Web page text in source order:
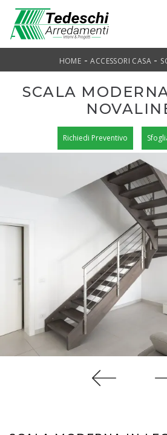
HOME -ACCESSORI CASA -
SCALA
Richiedi Preventivo